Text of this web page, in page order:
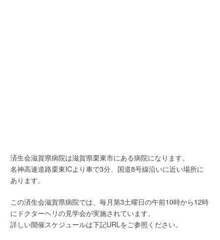
済生会滋賀県病院は滋賀県栗東市にある病院になります。
名神高速道路栗東ICより車で3分、国道8号線沿いに近い場所に
あります。
この済生会滋賀県病院では、毎月第3土曜日の午前10時から12時
にドクターヘリの見学会が実施されています。
詳しい開催スケジュールは下記URLをご参照ください。